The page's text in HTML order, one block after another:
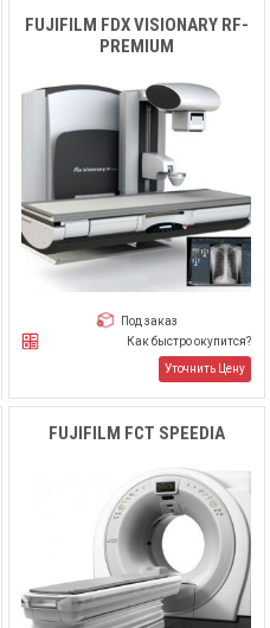
FUJIFILM FDX VISIONARY RF-
PREMIUM
Под заказ
Как быстро окупится?
Уточнить Цену
FUJIFILM FCT SPEEDIA